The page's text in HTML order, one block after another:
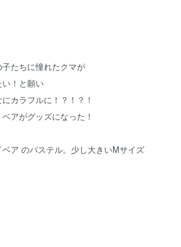
たちに憧れたクマが
！と願い
カラフルに！？！？！
アがグッズになった！
ア のパステル。少し大きいMサイズ